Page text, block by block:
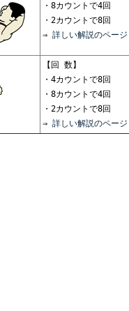
・8カウントで4回
・2カウントで8回
⇒ 詳しい解説のページ
【回 数】
・4カウントで8回
・8カウントで4回
・2カウントで8回
⇒ 詳しい解説のページ